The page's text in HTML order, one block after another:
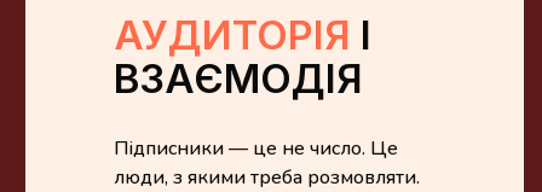
АУДИТОРІЯ І
ВЗАЄМОДІЯ
Підписники — це не число. Це
люди, з якими треба розмовляти.